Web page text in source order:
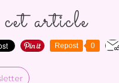
article
Repost 0